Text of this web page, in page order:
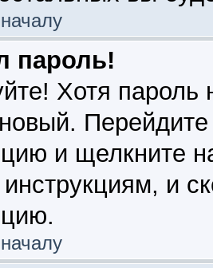
пароль!
Хотя пароль
и щелкните
и